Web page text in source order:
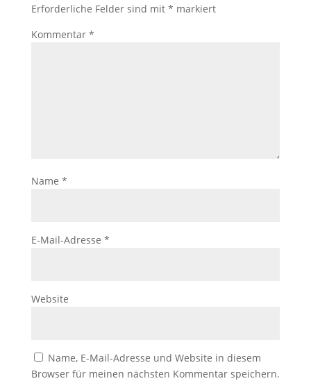
Erforderliche Felder sind mit * markiert
Kommentar *
Name *
E-Mail-Adresse *
Website
Name, E-Mail-Adresse und Website in diesem
Browser für meinen nächsten Kommentar speichern.